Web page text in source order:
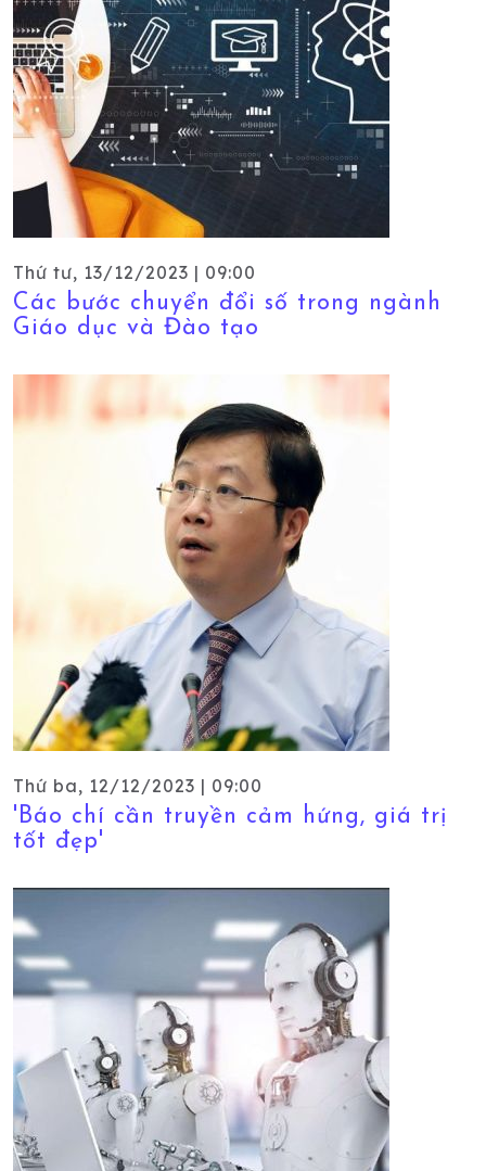
Thứ tư, 13/12/2023 | 09:00
Các bước chuyển đổi số trong ngành
Giáo dục và Đào tạo
Thứ ba, 12/12/2023 | 09:00
'Báo chí cần truyền cảm hứng, giá trị
tốt đẹp'